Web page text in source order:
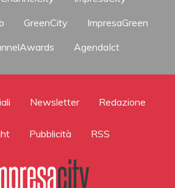
GreenCity
ImpresaGreen
AgendaIct
Newsletter Redazione
Pubblicità RSS